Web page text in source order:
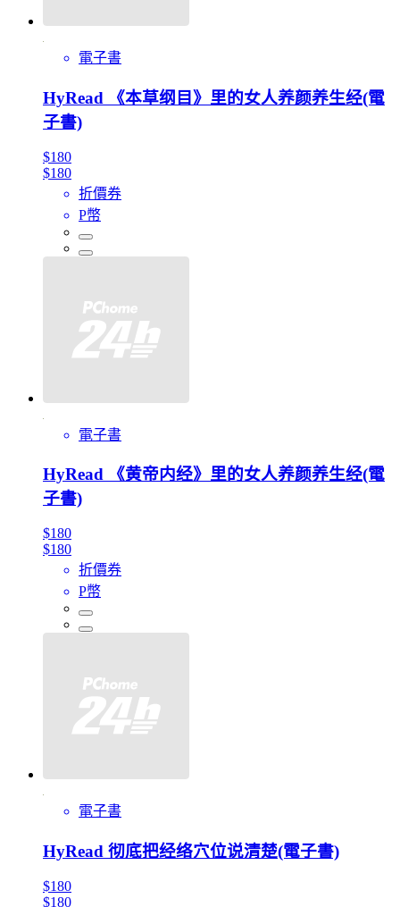
電子書
HyRead 《本草纲目》里的女人养颜养生经(電
子書)
$180
$180
折價券
P幣
電子書
HyRead 《黄帝内经》里的女人养颜养生经(電
子書)
$180
$180
折價券
P幣
電子書
HyRead 彻底把经络穴位说清楚(電子書)
$180
$180